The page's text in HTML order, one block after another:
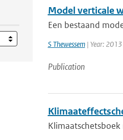
Model verticale
Een bestaand
S Thewessem| Year: 2013
Publication